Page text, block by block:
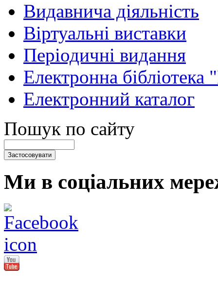
Видавнича діяльність
Віртуальні виставки
Періодичні видання
Електронна
Електронний каталог
Пошук по сайту
Ми в соціальних